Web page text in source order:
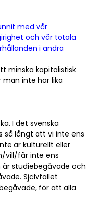
med vår
och vår totala
i andra
minska kapitalistisk
inte har lika
I det svenska
så långt att vi inte ens
är kulturellt eller
vill/får inte ens
studiebegåvade och
Självfallet
för att alla